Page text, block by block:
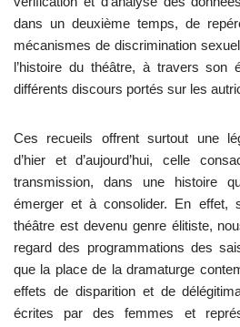
dans un deuxième temps, de
mécanismes de discrimination
l’histoire du théâtre, à travers son
différents discours portés sur les
Ces recueils offrent surtout une
d’hier et d’aujourd’hui, celle
transmission, dans une histoire
émerger et à consolider. En effet,
théâtre est devenu genre élitiste,
regard des programmations des
que la place de la dramaturge
effets de disparition et de
écrites par des femmes et